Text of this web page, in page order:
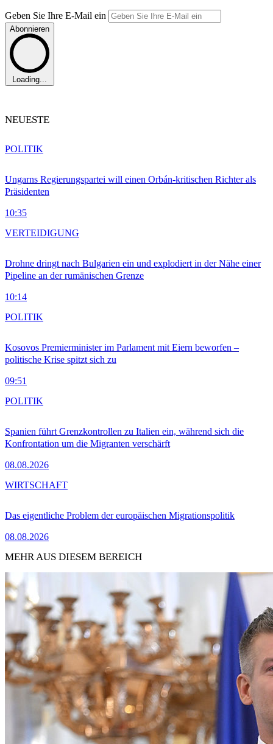
Geben Sie Ihre E-Mail ein
Abonnieren
Loading...
NEUESTE
Ungarns Regierungspartei will einen Orbán-kritischen Richter als
Präsidenten
10:35
POLITIK
Drohne dringt nach Bulgarien ein und explodiert in der Nähe einer
Pipeline an der rumänischen Grenze
10:14
VERTEIDIGUNG
Kosovos Premierminister im Parlament mit Eiern beworfen –
politische Krise spitzt sich zu
09:51
POLITIK
Spanien führt Grenzkontrollen zu Italien ein, während sich die
Konfrontation um die Migranten verschärft
08.08.2026
POLITIK
Das eigentliche Problem der europäischen Migrationspolitik
08.08.2026
WIRTSCHAFT
MEHR AUS DIESEM BEREICH